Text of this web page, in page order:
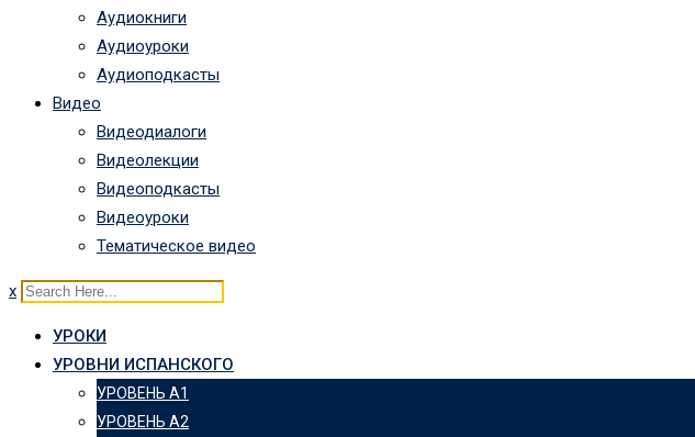
Аудиокниги
Аудиоуроки
Аудиоподкасты
Видео
Видеодиалоги
Видеолекции
Видеоподкасты
Видеоуроки
Тематическое видео
x
УРОКИ
УРОВНИ ИСПАНСКОГО
УРОВЕНЬ А1
УРОВЕНЬ А2